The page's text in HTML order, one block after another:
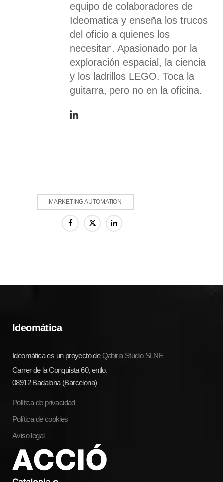
equipo de colaboradores de
Ideomatica y enseña los trucos
del oficio a quienes los
necesitan. Apasionado por la
exploración espacial, la ciencia
y los ladrillos LEGO. Toca la
guitarra, pero no en la oficina.
MARKETING AUTOMATION
Ideomática
Ideomática es un proyecto deQabiria Studio SLNE
Carrer de la Conquista 60, entlo.
08912 Badalona (Barcelona)
Política de privacidad
Política de cookies
Aviso legal